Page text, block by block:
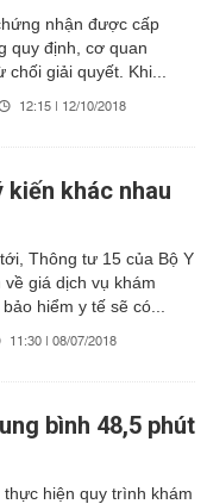
nhận được cấp
quy định, cơ quan
chối giải quyết. Khi...
12:15 | 12/10/2018
kiến khác nhau
Thông tư 15 của Bộ Y
về giá dịch vụ khám
hiểm y tế sẽ có...
11:30 | 08/07/2018
bình 48,5 phút
thực hiện quy trình khám